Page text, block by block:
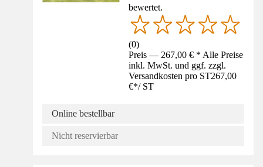
bewertet.
(0)
Preis — 267,00 € * Alle Preise
inkl. MwSt. und ggf. zzgl.
Versandkosten pro ST267,00
€*/ ST
Online bestellbar
Nicht reservierbar